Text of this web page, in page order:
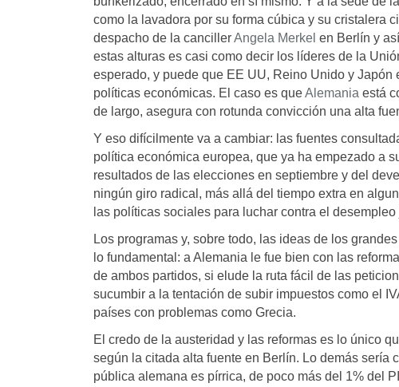
como la lavadora por su forma cúbica y su cristalera
despacho de la cancillerAngela Merkel en Berlín y
estas alturas es casi como decir los líderes de la
esperado, y puede que EE UU, Reino Unido y
políticas económicas. El caso es queAlemania está
de largo, asegura con rotunda convicción una alta
Y eso difícilmente va a cambiar: las fuentes
política económica europea, que ya ha empezado a
resultados de las elecciones en septiembre y del
ningún giro radical, más allá del tiempo extra en
las políticas sociales para luchar contra el desempleo
Los programas y, sobre todo, las ideas de los
lo fundamental: a Alemania le fue bien con las
de ambos partidos, si elude la ruta fácil de las
sucumbir a la tentación de subir impuestos como el
países con problemas como Grecia.
El credo de la austeridad y las reformas es lo único
según la citada alta fuente en Berlín. Lo demás sería
pública alemana es pírrica, de poco más del 1% del